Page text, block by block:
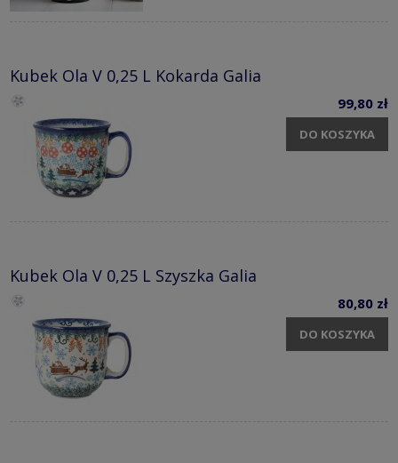
Kubek Ola V 0,25 L Kokarda Galia
99,80 zł
DO KOSZYKA
Kubek Ola V 0,25 L Szyszka Galia
80,80 zł
DO KOSZYKA